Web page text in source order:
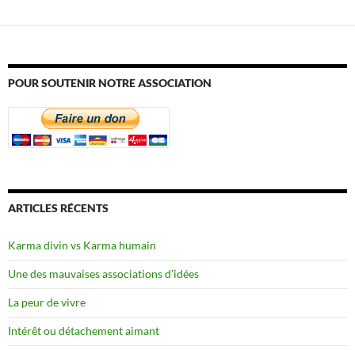
POUR SOUTENIR NOTRE ASSOCIATION
ARTICLES RÉCENTS
Karma divin vs Karma humain
Une des mauvaises associations d’idées
La peur de vivre
Intérêt ou détachement aimant